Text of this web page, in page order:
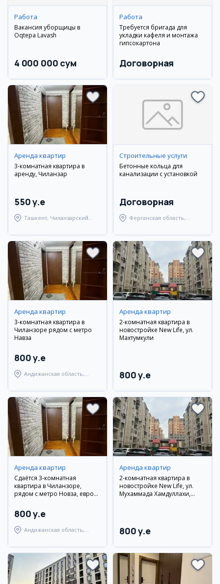
Работа
Вакансия уборщицы в
Oqtepa Lavash
4 000 000 сум
Работа
Требуется бригада для
укладки кафеля и монтажа
гипсокартона
Договорная
Аренда квартир
3-комнатная квартира в
аренду, Чиланзар
550 y.e
Ташкент, Чиланзарский
Строительные услуги
Бетонные кольца для
канализации с установкой
Договорная
Ферганская область,
Аренда квартир
3-комнатная квартира в
Чиланзоре рядом с метро
Навза
800 y.e
Андижанская область,
Аренда квартир
2-комнатная квартира в
новостройке New Life, ул.
Махтумкули
800 y.e
Аренда квартир
Сдаётся 3-комнатная
квартира в Чиланзоре,
рядом с метро Новза, евро
800 y.e
Андижанская область,
Аренда квартир
2-комнатная квартира в
новостройке New Life, ул.
Мухаммада Хамдуллахи,
800 y.e